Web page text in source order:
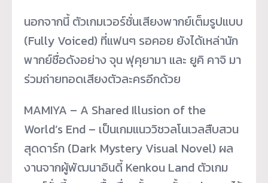
นอกจากนี้ ตัวเกมเวอร์ชั่นเสียงพากย์เต็มรูปแบบ
(Fully Voiced) ที่แฟนๆ รอคอย ยังได้เหล่านัก
พากย์ชื่อดังอย่าง จุน ฟุคุยามา และ ยูคิ คาจิ มา
ร่วมถ่ายทอดเสียงตัวละครอีกด้วย
MAMIYA – A Shared Illusion of the
World’s End – เป็นเกมแนววิชวลโนเวลสืบสวน
สุดดาร์ก (Dark Mystery Visual Novel) ผล
งานจากผู้พัฒนาอินดี้ Kenkou Land ตัวเกม